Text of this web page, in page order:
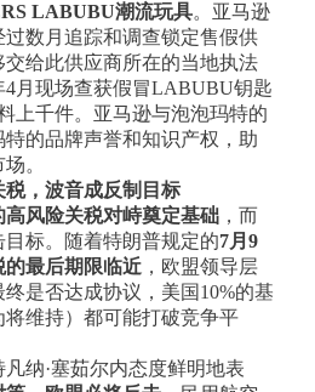
LABUBU潮流玩具。亚马逊
数月追踪和调查锁定售假供
给此供应商所在的当地执法
月现场查获假冒LABUBU钥匙
上千件。亚马逊与泡泡玛特的
的品牌声誉和知识产权，助
。
，波音成反制目标
高风险关税对峙奠定基础 ，而
标。随着特朗普规定的7月9
的最后期限临近 ，欧盟领导层
是否达成协议，美国10%的基
维持）都可能打破竞争平
纳·塞茹尔内态度鲜明地表